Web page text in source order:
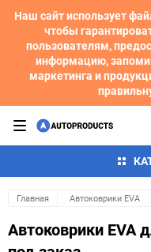
Наш сайт использует
чтобы
пользователям,
информацию,
маркетинга и
Главная Автоковрики EVA
Автоковрики EVA